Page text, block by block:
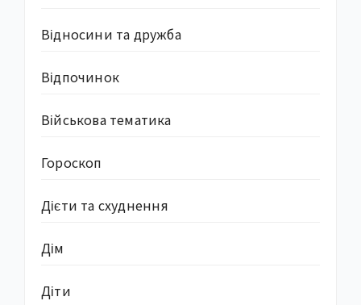
Відносини та дружба
Відпочинок
Військова тематика
Гороскоп
Дієти та схуднення
Дім
Діти